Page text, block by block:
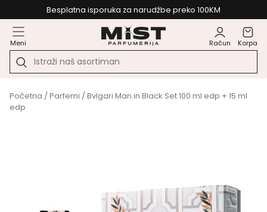
Besplatna isporuka za narudžbe preko 100KM
Meni Račun Korpa
Početna /Parfemi / Bvlgari Man in Black Set 100 ml edp + 15 ml
edp